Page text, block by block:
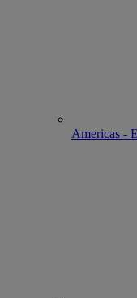
Americas -